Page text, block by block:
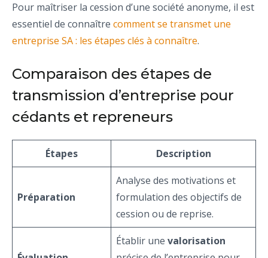
Pour maîtriser la cession d’une société anonyme, il est
essentiel de connaître comment se transmet une
entreprise SA : les étapes clés à connaître.
Comparaison des étapes de
transmission d’entreprise pour
cédants et repreneurs
Étapes Description
Préparation
Analyse des motivations et
formulation des objectifs de
cession ou de reprise.
Établir une valorisation